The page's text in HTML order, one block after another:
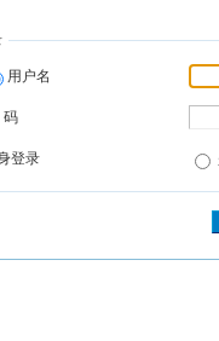
用户名
登录